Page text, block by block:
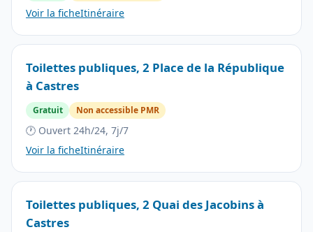
Voir la ficheItinéraire
Toilettes publiques, 2 Place de la République
à Castres
Gratuit Non accessible PMR
🕐 Ouvert 24h/24, 7j/7
Voir la ficheItinéraire
Toilettes publiques, 2 Quai des Jacobins à
Castres